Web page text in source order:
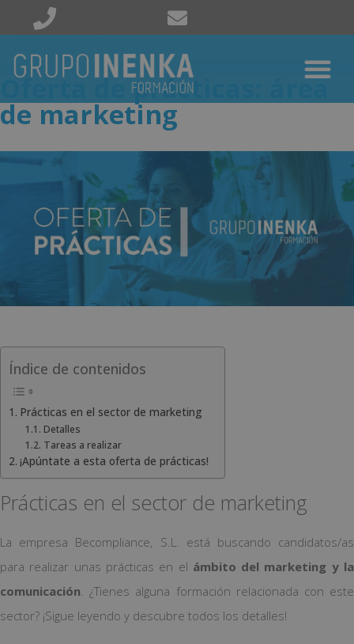
Oferta de prácticas: área
de marketing
Índice de contenidos
Prácticas en el sector de marketing
Detalles
Tareas a realizar
¡Apúntate a esta oferta de prácticas!
Prácticas en el sector de marketing
La empresa Becompliance, S.L. está buscando candidatos/as
para realizar unas prácticas en el ámbito del marketing y la
comunicación. ¿Tienes alguna formación relacionada con este
sector? ¡Sigue leyendo y descubre todos los detalles!